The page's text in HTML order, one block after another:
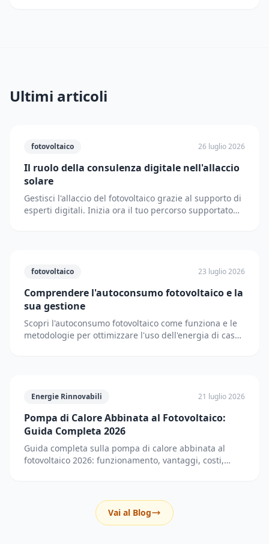
Ultimi articoli
fotovoltaico 26 luglio 2026
Il ruolo della consulenza digitale nell'allaccio
solare
Gestisci l'allaccio del fotovoltaico grazie al supporto di
esperti digitali. Inizia ora il tuo percorso supportato
fotovoltaico 23 luglio 2026
Comprendere l'autoconsumo fotovoltaico e la
sua gestione
Scopri l'autoconsumo fotovoltaico come funziona e le
metodologie per ottimizzare l'uso dell'energia di casa
Energie Rinnovabili 21 luglio 2026
Pompa di Calore Abbinata al Fotovoltaico:
Guida Completa 2026
Guida completa sulla pompa di calore abbinata al
fotovoltaico 2026: funzionamento, vantaggi, costi,
Vai al Blog